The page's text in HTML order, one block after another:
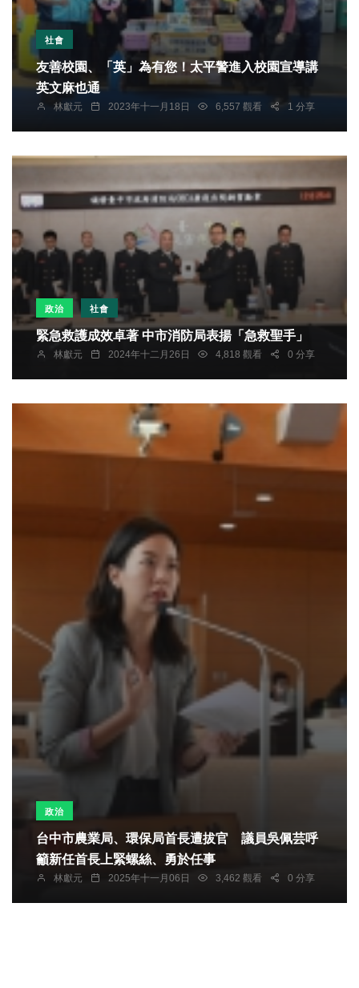
社會
友善校園、「英」為有您！太平警進入校園宣導講
英文麻也通
林獻元 2023年十一月18日 6,557 觀看 1 分享
政治 社會
緊急救護成效卓著 中市消防局表揚「急救聖手」
林獻元 2024年十二月26日 4,818 觀看 0 分享
政治
台中市農業局、環保局首長遭拔官 議員吳佩芸呼
籲新任首長上緊螺絲、勇於任事
林獻元 2025年十一月06日 3,462 觀看 0 分享